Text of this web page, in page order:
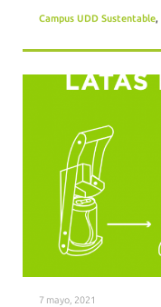
Campus UDD Sustentable,
7 mayo, 2021